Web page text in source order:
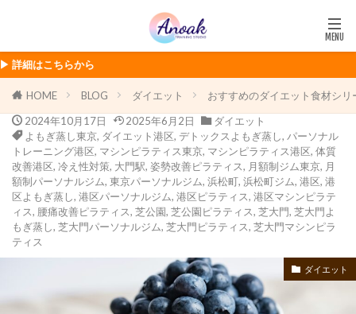
から
HOME BLOG ダイエット
おすすめのダイエット食材シ
2024年10月17日
2025年6月2日
ダイエット
よもぎ蒸し東京, ダイエット港区, デトックスよもぎ蒸し, パーソナル
トレーニング港区, マシンピラティス東京, マシンピラティス港区, 体質
改善港区, 冷え性対策, 大門駅, 姿勢改善ピラティス, 月額制ジム東京, 月
額制パーソナルジム, 東京パーソナルジム, 浜松町, 浜松町ジム, 港区, 港
区よもぎ蒸し, 港区パーソナルジム, 港区ピラティス, 港区マシンピラテ
ィス, 腰痛改善ピラティス, 芝公園, 芝公園ピラティス, 芝大門, 芝大門よ
もぎ蒸し, 芝大門パーソナルジム, 芝大門ピラティス, 芝大門マシンピラ
ティス
ダイエット